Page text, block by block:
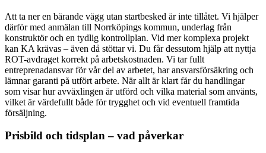
Att ta ner en bärande vägg utan startbesked är inte tillåtet. Vi hjälper
därför med anmälan till Norrköpings kommun, underlag från
konstruktör och en tydlig kontrollplan. Vid mer komplexa projekt
kan KA krävas – även då stöttar vi. Du får dessutom hjälp att nyttja
ROT-avdraget korrekt på arbetskostnaden. Vi tar fullt
entreprenadansvar för vår del av arbetet, har ansvarsförsäkring och
lämnar garanti på utfört arbete. När allt är klart får du handlingar
som visar hur avväxlingen är utförd och vilka material som använts,
vilket är värdefullt både för trygghet och vid eventuell framtida
försäljning.
Prisbild och tidsplan – vad påverkar